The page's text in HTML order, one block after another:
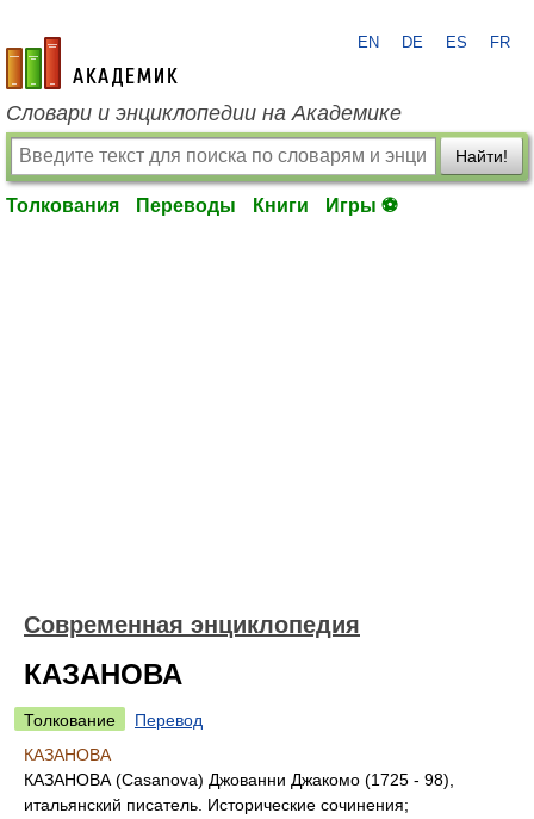
academic.ru
EN DE ES FR
Словари и энциклопедии на Академике
Найти!
Толкования Переводы Книги Игры ⚽
Современная энциклопедия
КАЗАНОВА
Толкование
Перевод
КАЗАНОВА
КАЗАНОВА (Casanova) Джованни Джакомо (1725 - 98),
итальянский писатель. Исторические сочинения;